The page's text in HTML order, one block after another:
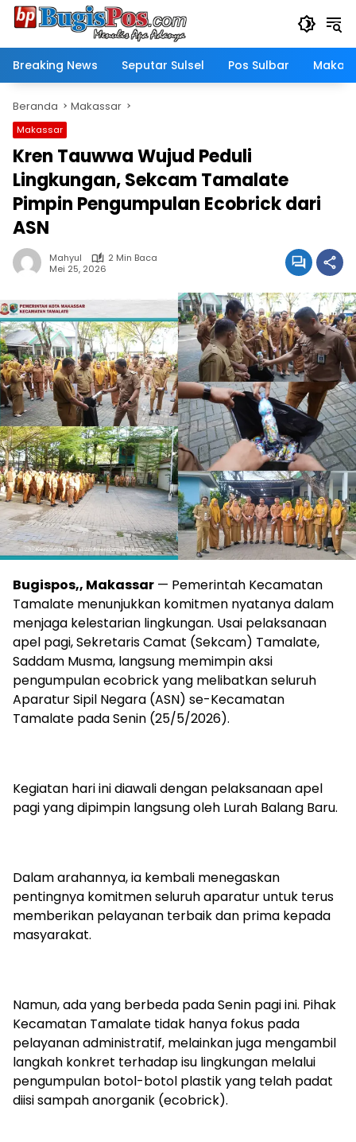
Langsung
Breaking News
Seputar Sulsel Pos Sulbar
Beranda Makassar
Makassar
Kren Tauwwa Wujud Peduli
Lingkungan, Sekcam Tamalate
Pimpin Pengumpulan Ecobrick dari
ASN
Mahyul
2 Min Baca
Mei 25, 2026
Bugispos,, Makassar — Pemerintah Kecamatan
Tamalate menunjukkan komitmen nyatanya dalam
menjaga kelestarian lingkungan. Usai pelaksanaan
apel pagi, Sekretaris Camat (Sekcam) Tamalate,
Saddam Musma, langsung memimpin aksi
pengumpulan ecobrick yang melibatkan seluruh
Aparatur Sipil Negara (ASN) se-Kecamatan
Tamalate pada Senin (25/5/2026).
​Kegiatan hari ini diawali dengan pelaksanaan apel
pagi yang dipimpin langsung oleh Lurah Balang Baru.
Dalam arahannya, ia kembali menegaskan
pentingnya komitmen seluruh aparatur untuk terus
memberikan pelayanan terbaik dan prima kepada
masyarakat.
​Namun, ada yang berbeda pada Senin pagi ini. Pihak
Kecamatan Tamalate tidak hanya fokus pada
pelayanan administratif, melainkan juga mengambil
langkah konkret terhadap isu lingkungan melalui
pengumpulan botol-botol plastik yang telah padat
diisi sampah anorganik (ecobrick).